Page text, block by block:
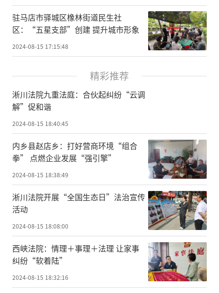
驻马店市驿城区橡林街道民生社
区：“五星支部”创建 提升城市形象
2024-08-15 17:15:48
精彩推荐
淅川法院九重法庭：合伙起纠纷“云调
解”促和谐
2024-08-15 18:40:45
内乡县赵店乡：打好营商环境“组合
拳” 点燃企业发展“强引擎”
2024-08-15 18:38:49
淅川法院开展“全国生态日”法治宣传
活动
2024-08-15 18:08:00
西峡法院：情理＋事理＋法理 让家事
纠纷“软着陆”
2024-08-15 18:32:16